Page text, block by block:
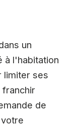
un
à l'habitation
limiter ses
de